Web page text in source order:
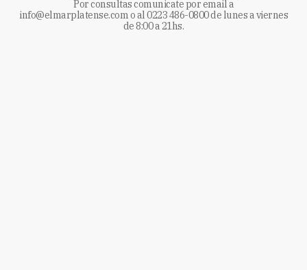
Por consultas comunicate por email a
info@elmarplatense.como al0223 486-0800de lunes a viernes
de 8:00 a 21hs.